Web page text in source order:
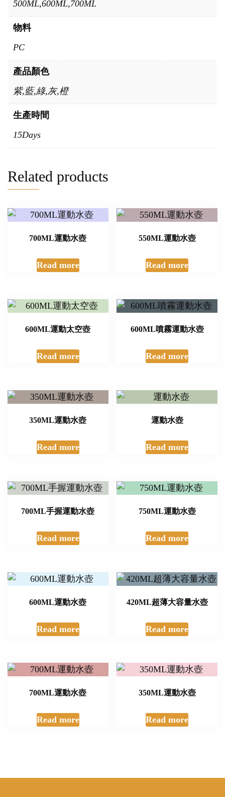
500ML,600ML,700ML
物料
PC
產品顏色
紫,藍,綠,灰,橙
生產時間
15Days
Related products
700ML運動水壺
Read more
550ML運動水壺
Read more
600ML運動太空壺
Read more
600ML噴霧運動水壺
Read more
350ML運動水壺
Read more
運動水壺
Read more
700ML手握運動水壺
Read more
750ML運動水壺
Read more
600ML運動水壺
Read more
420ML超薄大容量水壺
Read more
700ML運動水壺
Read more
350ML運動水壺
Read more